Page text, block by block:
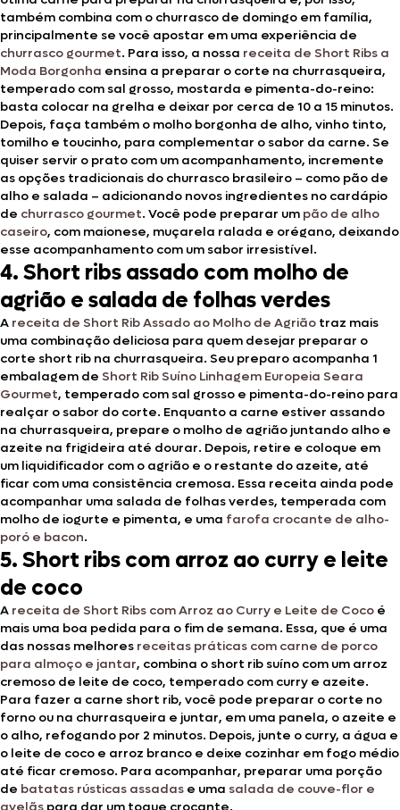
também combina com o churrasco de domingo em família,
principalmente se você apostar em uma experiência de
churrasco gourmet. Para isso, a nossa receita de Short Ribs a
Moda Borgonha ensina a preparar o corte na churrasqueira,
temperado com sal grosso, mostarda e pimenta-do-reino:
basta colocar na grelha e deixar por cerca de 10 a 15 minutos.
Depois, faça também o molho borgonha de alho, vinho tinto,
tomilho e toucinho, para complementar o sabor da carne. Se
quiser servir o prato com um acompanhamento, incremente
as opções tradicionais do churrasco brasileiro – como pão de
alho e salada – adicionando novos ingredientes no cardápio
de churrasco gourmet. Você pode preparar um pão de alho
caseiro, com maionese, muçarela ralada e orégano, deixando
esse acompanhamento com um sabor irresistível.
4. Short ribs assado com molho de
agrião e salada de folhas verdes
A receita de Short Rib Assado ao Molho de Agrião traz mais
uma combinação deliciosa para quem desejar preparar o
corte short rib na churrasqueira. Seu preparo acompanha 1
embalagem de Short Rib Suíno Linhagem Europeia Seara
Gourmet, temperado com sal grosso e pimenta-do-reino para
realçar o sabor do corte. Enquanto a carne estiver assando
na churrasqueira, prepare o molho de agrião juntando alho e
azeite na frigideira até dourar. Depois, retire e coloque em
um liquidificador com o agrião e o restante do azeite, até
ficar com uma consistência cremosa. Essa receita ainda pode
acompanhar uma salada de folhas verdes, temperada com
molho de iogurte e pimenta, e uma farofa crocante de alho-
poró e bacon.
5. Short ribs com arroz ao curry e leite
de coco
A receita de Short Ribs com Arroz ao Curry e Leite de Coco é
mais uma boa pedida para o fim de semana. Essa, que é uma
das nossas melhores receitas práticas com carne de porco
para almoço e jantar, combina o short rib suíno com um arroz
cremoso de leite de coco, temperado com curry e azeite.
Para fazer a carne short rib, você pode preparar o corte no
forno ou na churrasqueira e juntar, em uma panela, o azeite e
o alho, refogando por 2 minutos. Depois, junte o curry, a água e
o leite de coco e arroz branco e deixe cozinhar em fogo médio
até ficar cremoso. Para acompanhar, preparar uma porção
de batatas rústicas assadas e uma salada de couve-flor e